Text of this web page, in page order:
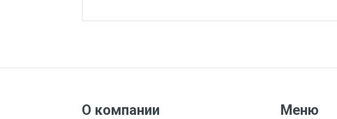
О компании Меню